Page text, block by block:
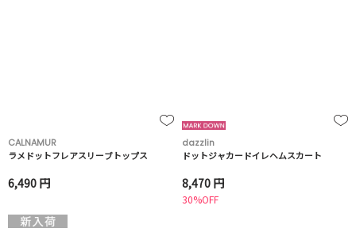
CALNAMUR
ラメドットフレアスリーブトップス
6,490 円
dazzlin
ドットジャカードイレヘムスカート
8,470 円
30%OFF